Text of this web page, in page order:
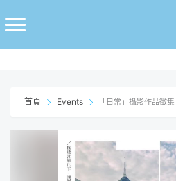
至
首頁 Events 「日常」攝影作品徵集